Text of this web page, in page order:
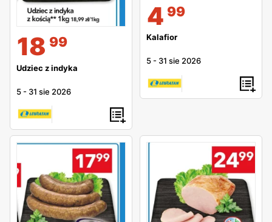
18 99
Udziec z indyka
5 - 31 sie 2026
4 99
Kalafior
5 - 31 sie 2026